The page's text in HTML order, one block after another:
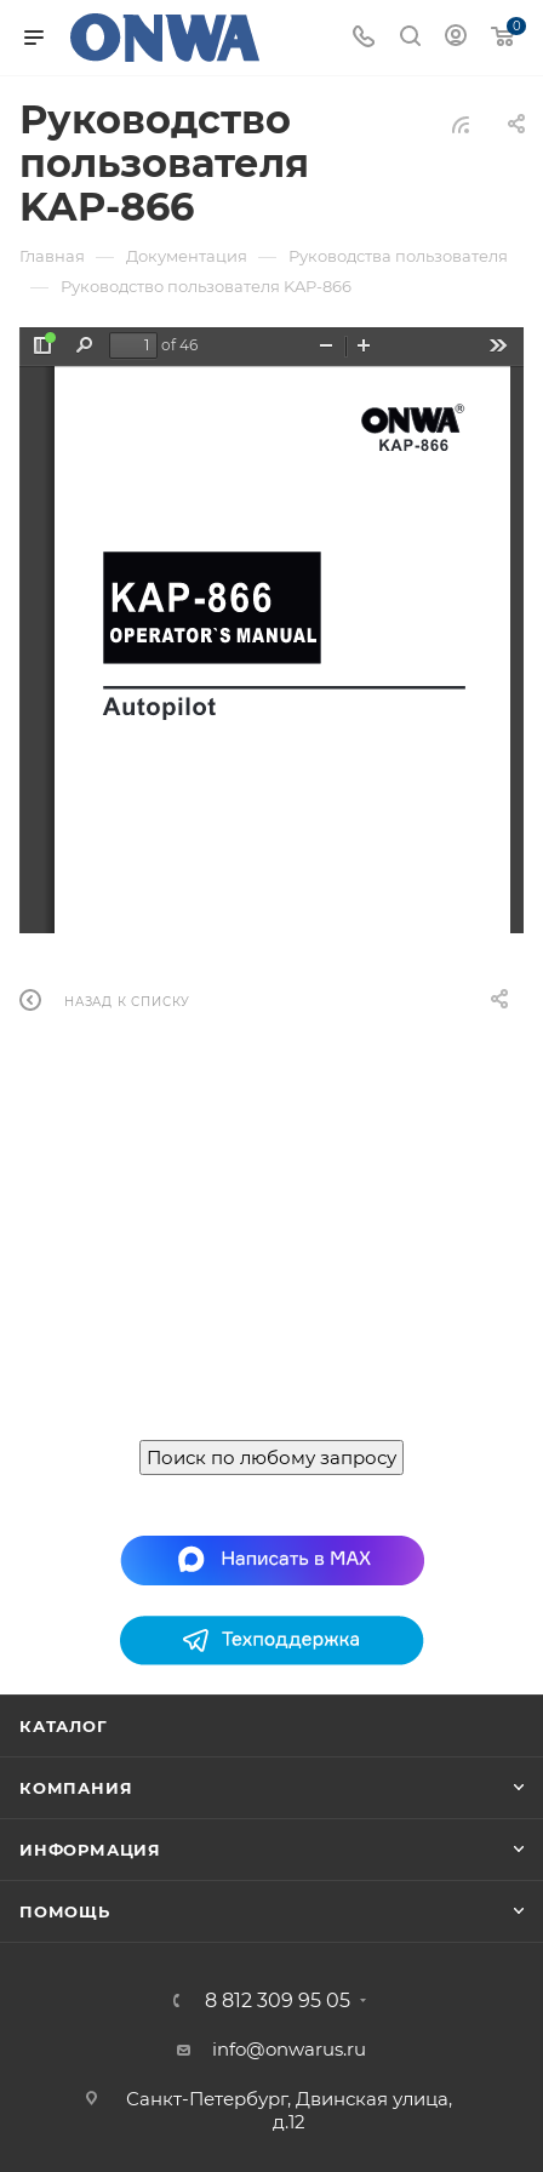
0
Руководство
пользователя
KAP-866
Главная — Документация — Руководства пользователя
— Руководство пользователя KAP-866
Toggle Find
of 46
Zoom
НАЗАД К СПИСКУ
Поиск по любому запросу
КАТАЛОГ
КОМПАНИЯ
ИНФОРМАЦИЯ
ПОМОЩЬ
8 812 309 95 05
info@onwarus.ru
Санкт-Петербург, Двинская улица,
д.12